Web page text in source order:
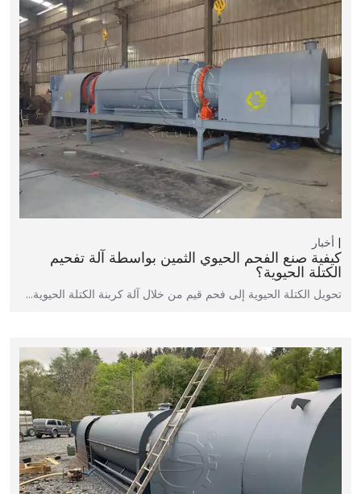
أخبار
كيفية صنع الفحم الحيوي الثمين بواسطة آلة تفحيم
الكتلة الحيوية؟
تحويل الكتلة الحيوية إلى فحم قيم من خلال آلة كربنة الكتلة الحيوية…